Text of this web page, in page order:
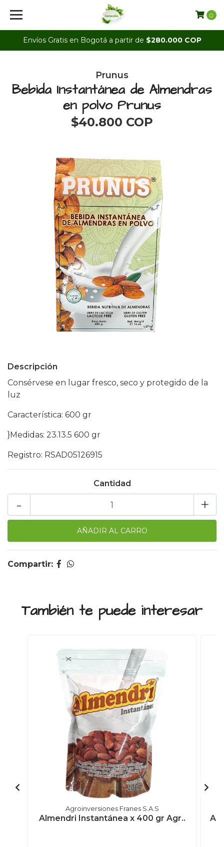
Envíos Gratis en Bogotá a partir de $280.000 COP
0
Prunus
Bebida Instantánea de Almendras
en polvo Prunus
$40.800 COP
Descripción
Consérvese en lugar fresco, seco y protegido de la
luz
Característica: 600 gr
}Medidas: 23.13.5 600 gr
Registro: RSAD05126915
Cantidad
+
-
Compartir:
También te puede interesar
Agroinversiones Franes S.A.S
Almendri Instantánea x 400 gr Agr..